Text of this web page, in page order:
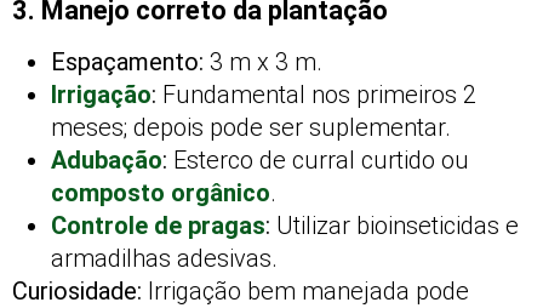
3. Manejo correto da plantação
Espaçamento: 3 m x 3 m.
Irrigação: Fundamental nos primeiros 2
meses; depois pode ser suplementar.
Adubação: Esterco de curral curtido ou
composto orgânico.
Controle de pragas: Utilizar bioinseticidas e
armadilhas adesivas.
Curiosidade: Irrigação bem manejada pode